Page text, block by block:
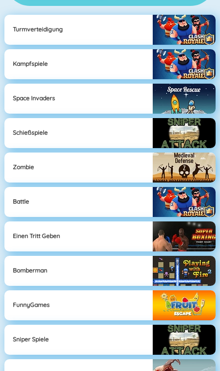
Turmverteidigung
Kampfspiele
Space Invaders
Schießspiele
Zombie
Battle
Einen Tritt Geben
Bomberman
FunnyGames
Sniper Spiele